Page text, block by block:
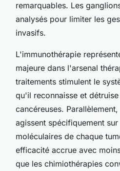
remarquables. Les
analysés pour limiter les
invasifs.
L'immunothérapie
majeure dans l'arsenal
traitements stimulent le
qu'il reconnaisse et
cancéreuses. Parallèlement,
agissent spécifiquement
moléculaires de chaque
efficacité accrue avec
que les chimiothérapies